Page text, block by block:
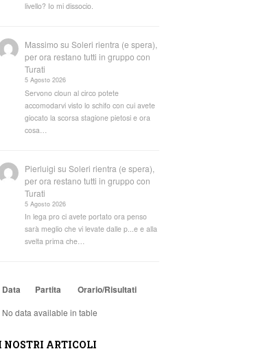
livello? Io mi dissocio.
Massimo suSoleri rientra (e spera),
per ora restano tutti in gruppo con
Turati
5 Agosto 2026
Servono cloun al circo potete
accomodarvi visto lo schifo con cui avete
giocato la scorsa stagione pietosi e ora
cosa…
Pierluigi suSoleri rientra (e spera),
per ora restano tutti in gruppo con
Turati
5 Agosto 2026
In lega pro ci avete portato ora penso
sarà meglio che vi levate dalle p...e e alla
svelta prima che…
Data Partita Orario/Risultati
No data available in table
NOSTRI ARTICOLI